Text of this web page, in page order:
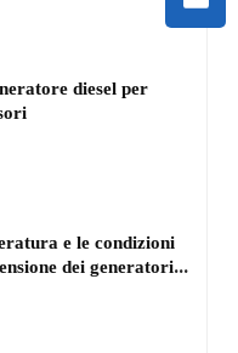
diesel per
e le condizioni
dei generatori